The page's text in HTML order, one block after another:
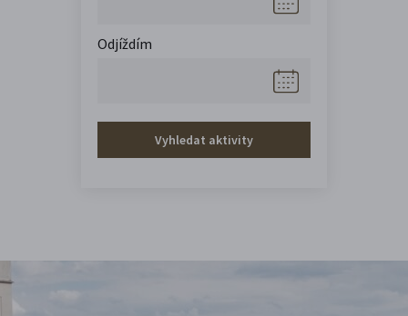
Odjíždím
Vyhledat aktivity